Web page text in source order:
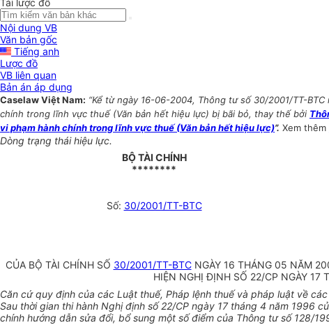
Tải lược đồ
Nội dung VB
Văn bản gốc
Tiếng anh
Lược đồ
VB liên quan
Bản án áp dụng
Caselaw Việt Nam: “Kể từ ngày 16-06-2004, Thông tư số 30/2001/TT-
chính trong lĩnh vực thuế (Văn bản hết hiệu lực) bị bãi bỏ, thay thế bởi
vi phạm hành chính trong lĩnh vực thuế (Văn bản hết hiệu lực)”. Xem thêm
Dòng trạng thái hiệu lực.
BỘ TÀI CHÍNH
********
Số: 30/2001/TT-BTC
CỦA BỘ TÀI CHÍNH SỐ 30/2001/TT-BTCNGÀY 16 THÁNG 05 NĂM
HIỆN NGHỊ ĐỊNH SỐ 22/CP NGÀY 17
Căn cứ quy định của các Luật thuế, Pháp lệnh thuế và pháp luật về
Sau thời gian thi hành Nghị định số 22/CP ngày 17 tháng 4 năm 1996
chính hướng dẫn sửa đổi, bổ sung một số điểm của Thông tư số 128/